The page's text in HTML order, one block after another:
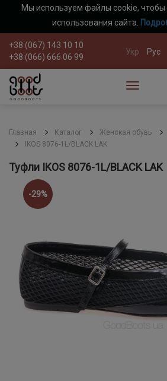
Мы используем файлы cookie,
использования сайта.
+38 (067) 143 10 10
+38 (066) 666 06 99
Укр Рус
Главная Каталог Женская обувь
IKOS 8076-1L/BLACK LAK
Туфли IKOS 8076-1L/BLACK LAK
-29%